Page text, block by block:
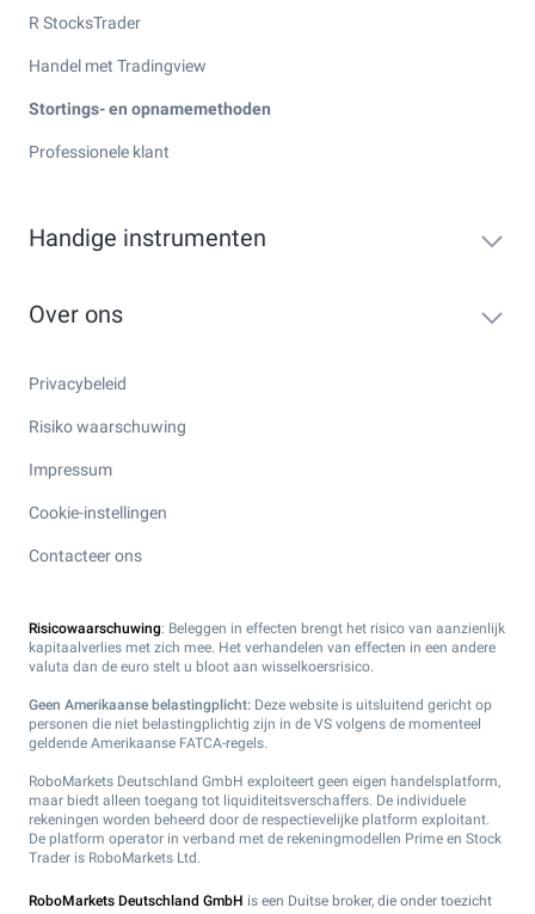
R StocksTrader
Handel met Tradingview
Stortings- en opnamemethoden
Professionele klant
Handige instrumenten
Over ons
Privacybeleid
Risiko waarschuwing
Impressum
Cookie-instellingen
Contacteer ons
Risicowaarschuwing: Beleggen in effecten brengt het risico van aanzienlijk
kapitaalverlies met zich mee. Het verhandelen van effecten in een andere
valuta dan de euro stelt u bloot aan wisselkoersrisico.
Geen Amerikaanse belastingplicht: Deze website is uitsluitend gericht op
personen die niet belastingplichtig zijn in de VS volgens de momenteel
geldende Amerikaanse FATCA-regels.
RoboMarkets Deutschland GmbH exploiteert geen eigen handelsplatform,
maar biedt alleen toegang tot liquiditeitsverschaffers. De individuele
rekeningen worden beheerd door de respectievelijke platform exploitant.
De platform operator in verband met de rekeningmodellen Prime en Stock
Trader is RoboMarkets Ltd.
RoboMarkets Deutschland GmbH is een Duitse broker, die onder toezicht